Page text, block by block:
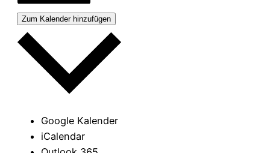
Zum Kalender hinzufügen
Google Kalender
iCalendar